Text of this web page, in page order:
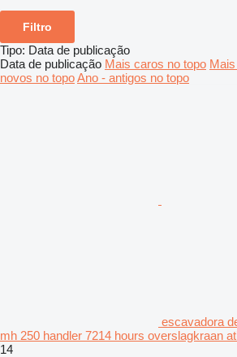
Filtro
Tipo: Data de publicação
Data de publicação Mais caros no topo
novos no topoAno - antigos no topo
escavadora
mh 250 handler 7214 hours overslagkraan
14